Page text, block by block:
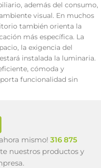
además del consumo,
visual. En muchos
también orienta la
más específica. La
la exigencia del
instalada la luminaria.
cómoda y
funcionalidad sin
mismo! 316 875
nuestros productos y